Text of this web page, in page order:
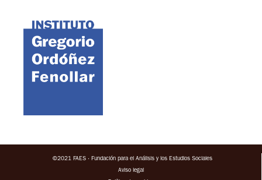
©2021 FAES · Fundación para el Análisis y los Estudios Sociales
Aviso legal